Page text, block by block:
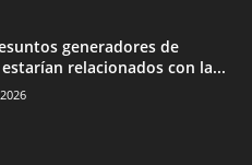
generadores de
relacionados con la...